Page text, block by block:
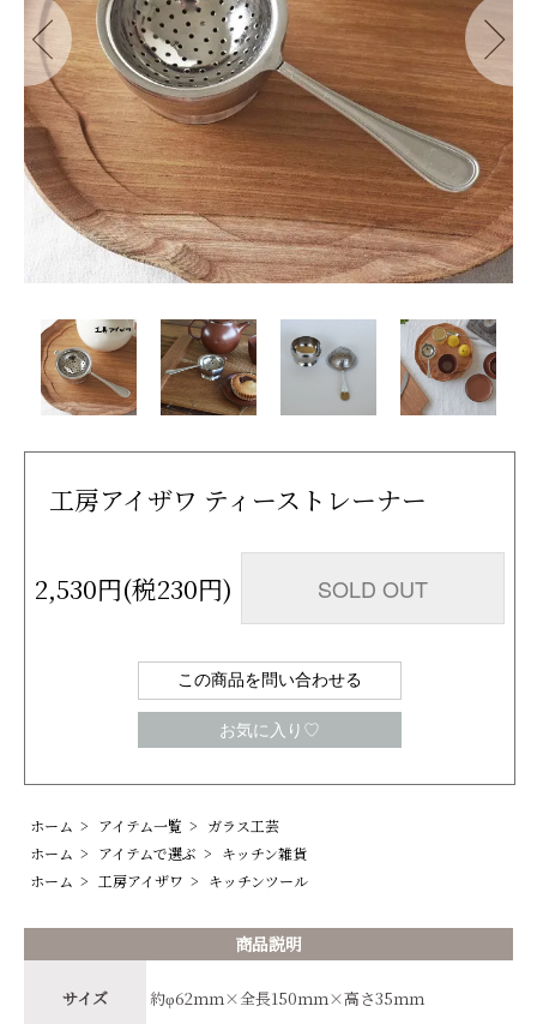
工房アイザワ ティーストレーナー
2,530円(税230円) SOLD OUT
この商品を問い合わせる
お気に入り♡
ホーム > アイテム一覧 > ガラス工芸
ホーム > アイテムで選ぶ > キッチン雑貨
ホーム > 工房アイザワ > キッチンツール
商品説明
サイズ 約φ62ｍｍ×全長150ｍｍ×高さ35ｍｍ